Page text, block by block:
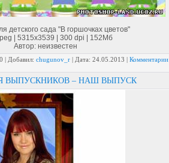
детского сада "В горшочках цветов"
| 5315x3539 | 300 dpi | 152Мб
Автор: неизвестен
| Добавил: chugunov_r | Дата: 24.05.2013 | Комментарии
ВЫПУСКНИКОВ – НАШ ВЫПУСК